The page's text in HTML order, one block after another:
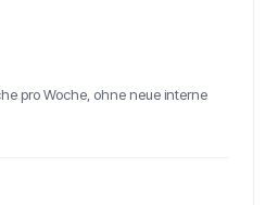
pro Woche, ohne neue interne